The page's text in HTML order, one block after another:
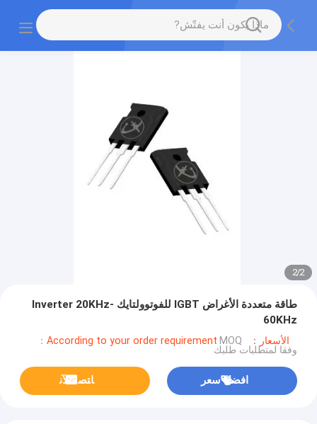
2
/
2
طاقة متعددة الأغراض IGBT للفوتوولتايك Inverter 20KHz-
60KHz
الأسعار：According to your order requirement MOQ：
وفقا لمتطلبات طلبك
افضل سعر ﺎﺘﺼﻟ ﺍﻶﻧ